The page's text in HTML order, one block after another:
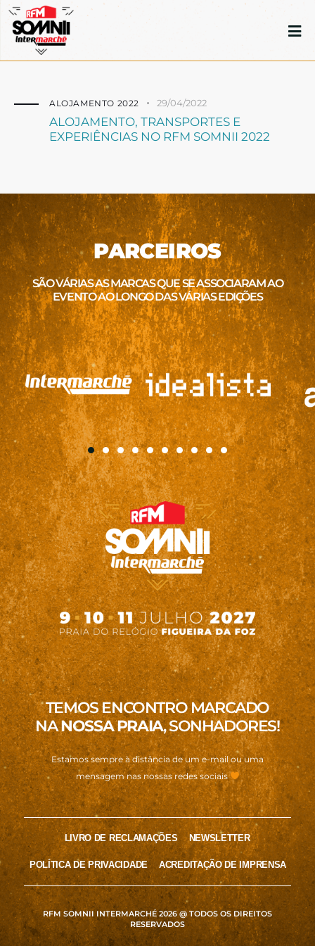
ALOJAMENTO 2022 29/04/2022
ALOJAMENTO, TRANSPORTES E
EXPERIÊNCIAS NO RFM SOMNII 2022
PARCEIROS
SÃO VÁRIAS AS MARCAS QUE SE ASSOCIARAM AO
EVENTO AO LONGO DAS VÁRIAS EDIÇÕES
TEMOS ENCONTRO MARCADO
NANOSSA PRAIA, SONHADORES!
Estamos sempre à distância de um e-mail ou uma
mensagem nas nossas redes sociais
LIVRO DE RECLAMAÇÕES NEWSLETTER
POLÍTICA DE PRIVACIDADE ACREDITAÇÃO DE IMPRENSA
RFM SOMNII INTERMARCHÉ 2026 @ TODOS OS DIREITOS
RESERVADOS